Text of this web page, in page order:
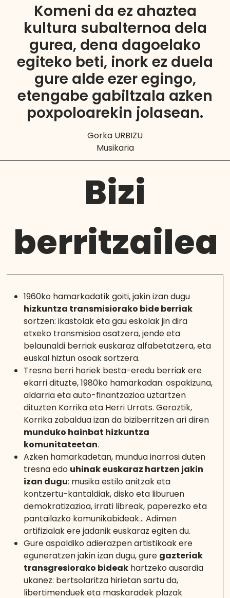
Komeni da ez ahaztea
kultura subalternoa dela
gurea, dena dagoelako
egiteko beti, inork ez duela
gure alde ezer egingo,
etengabe gabiltzala azken
poxpoloarekin jolasean.
Gorka URBIZU
Musikaria
Bizi
berritzailea
1960ko hamarkadatik goiti, jakin izan dugu
hizkuntza transmisiorako bide berriak
sortzen: ikastolak eta gau eskolak jin dira
etxeko transmisioa osatzera, jende eta
belaunaldi berriak euskaraz alfabetatzera, eta
euskal hiztun osoak sortzera.
Tresna berri horiek besta-eredu berriak ere
ekarri dituzte, 1980ko hamarkadan: ospakizuna,
aldarria eta auto-finantzazioa uztartzen
dituzten Korrika eta Herri Urrats. Geroztik,
Korrika zabaldua izan da biziberritzen ari diren
munduko hainbat hizkuntza
komunitateetan.
Azken hamarkadetan, mundua inarrosi duten
tresna edo uhinak euskaraz hartzen jakin
izan dugu: musika estilo anitzak eta
kontzertu-kantaldiak, disko eta liburuen
demokratizazioa, irrati libreak, paperezko eta
pantailazko komunikabideak… Adimen
artifizialak ere jadanik euskaraz egiten du.
Gure aspaldiko adierazpen artistikoak ere
eguneratzen jakin izan dugu, gure gazteriak
transgresiorako bideak hartzeko ausardia
ukanez: bertsolaritza hirietan sartu da,
libertimenduek eta maskaradek plazak